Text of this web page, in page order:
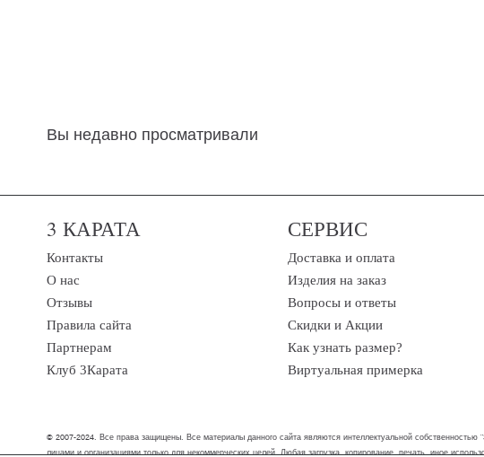
Вы недавно просматривали
3 КАРАТА
Контакты
О нас
Отзывы
Правила сайта
Партнерам
Клуб 3Карата
СЕРВИС
Доставка и оплата
Изделия на заказ
Вопросы и ответы
Скидки и Акции
Как узнать размер?
Виртуальная примерка
© 2007-2024. Все права защищены. Все материалы данного сайта являются интеллектуальной собственностью
лицами и организациями только для некоммерческих целей. Любая загрузка, копирование, печать, иное